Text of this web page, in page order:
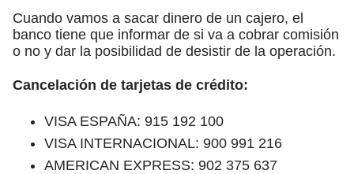
Cuando vamos a sacar dinero de un cajero, el
banco tiene que informar de si va a cobrar comisión
o no y dar la posibilidad de desistir de la operación.
Cancelación de tarjetas de crédito:
VISA ESPAÑA: 915 192 100
VISA INTERNACIONAL: 900 991 216
AMERICAN EXPRESS: 902 375 637